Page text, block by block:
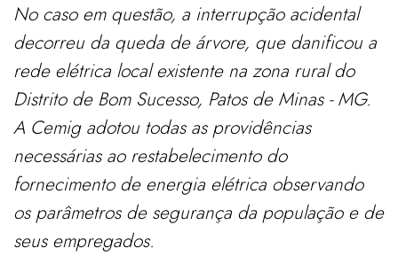
No caso em questão, a interrupção acidental
decorreu da queda de árvore, que danificou a
rede elétrica local existente na zona rural do
Distrito de Bom Sucesso, Patos de Minas - MG.
A Cemig adotou todas as providências
necessárias ao restabelecimento do
fornecimento de energia elétrica observando
os parâmetros de segurança da população e de
seus empregados.